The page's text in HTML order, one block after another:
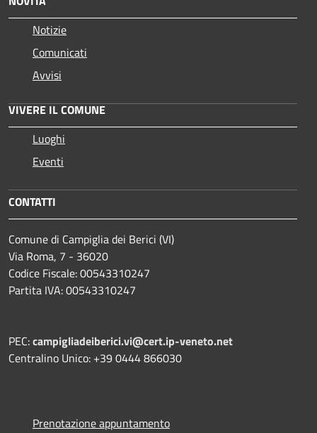
Notizie
Comunicati
Avvisi
VIVERE IL COMUNE
Luoghi
Eventi
CONTATTI
Comune di Campiglia dei Berici (VI)
Via Roma, 7 - 36020
Codice Fiscale: 00543310247
Partita IVA: 00543310247
PEC:campigliadeiberici.vi@cert.ip-veneto.net
Centralino Unico: +39 0444 866030
Prenotazione appuntamento